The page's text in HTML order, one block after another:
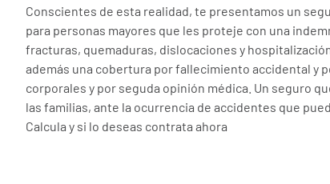
Conscientes de esta realidad, te presentamos un
para personas mayores que les proteje con una
fracturas, quemaduras, dislocaciones y
además una cobertura por fallecimiento accidental y
corporales y por seguda opinión médica. Un seguro
las familias, ante la ocurrencia de accidentes que
Calcula y si lo deseas contrata ahora